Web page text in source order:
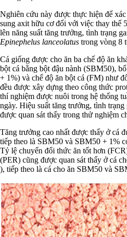
Nghiên cứu này được thực hiện để
sung axit hữu cơ đối với việc thay thế
lên năng suất tăng trưởng, tình trạng
Epinephelus lanceolatus trong vòng 8
Cá giống được cho ăn ba chế độ ăn
bột cá bằng bột đậu nành (SBM50),
+ 1%) và chế độ ăn bột cá (FM) như
đều được xây dựng theo công thức
thí nghiệm được nuôi trong hệ thống
ngày. Hiệu suất tăng trưởng, tình
được quan sát thấy trong thử nghiệm
Tăng trưởng cao nhất được thấy ở cá
tiếp theo là SBM50 và SBM50 + 1%
Tỷ lệ chuyển đổi thức ăn tốt hơn
(PER) cũng được quan sát thấy ở cá
), tiếp theo là cá cho ăn SBM50 và